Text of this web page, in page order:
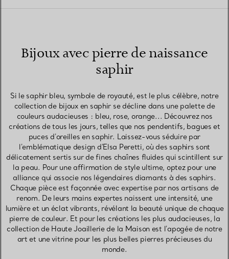
Bijoux avec pierre de naissance
saphir
Si le saphir bleu, symbole de royauté, est le plus célèbre, notre
collection de bijoux en saphir se décline dans une palette de
couleurs audacieuses : bleu, rose, orange... Découvrez nos
créations de tous les jours, telles que nos pendentifs, bagues et
puces d'oreilles en saphir. Laissez-vous séduire par
l'emblématique design d'Elsa Peretti, où des saphirs sont
délicatement sertis sur de fines chaînes fluides qui scintillent sur
la peau. Pour une affirmation de style ultime, optez pour une
alliance qui associe nos légendaires diamants à des saphirs.
Chaque pièce est façonnée avec expertise par nos artisans de
renom. De leurs mains expertes naissent une intensité, une
lumière et un éclat vibrants, révélant la beauté unique de chaque
pierre de couleur. Et pour les créations les plus audacieuses, la
collection de Haute Joaillerie de la Maison est l'apogée de notre
art et une vitrine pour les plus belles pierres précieuses du
monde.